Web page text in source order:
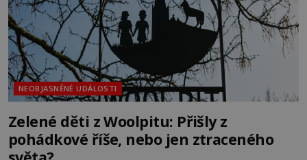
NEOBJASNĚNÉ UDÁLOSTI
Zelené děti z Woolpitu: Přišly z
pohádkové říše, nebo jen ztraceného